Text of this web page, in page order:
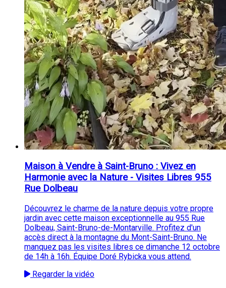
Maison à Vendre à Saint-Bruno : Vivez en
Harmonie avec la Nature - Visites Libres 955
Rue Dolbeau
Découvrez le charme de la nature depuis votre propre
jardin avec cette maison exceptionnelle au 955 Rue
Dolbeau, Saint-Bruno-de-Montarville. Profitez d'un
accès direct à la montagne du Mont-Saint-Bruno. Ne
manquez pas les visites libres ce dimanche 12 octobre
de 14h à 16h. Équipe Doré Rybicka vous attend.
Regarder la vidéo